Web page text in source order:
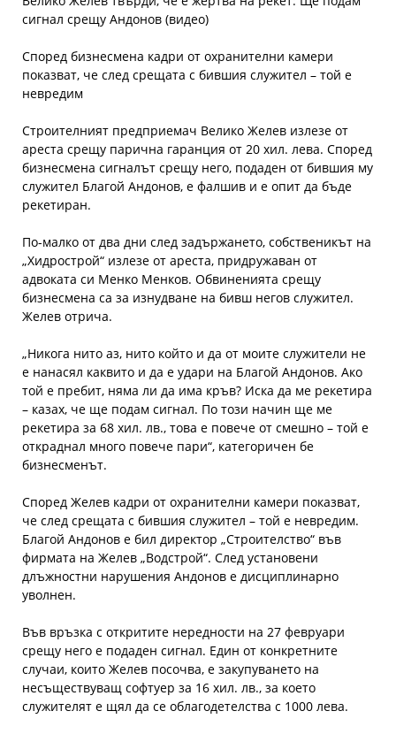
сигнал срещу Андонов (видео)
Според бизнесмена кадри от охранителни камери
показват, че след срещата с бившия служител – той е
невредим
Строителният предприемач Велико Желев излезе от
ареста срещу парична гаранция от 20 хил. лева. Според
бизнесмена сигналът срещу него, подаден от бившия му
служител Благой Андонов, е фалшив и е опит да бъде
рекетиран.
По-малко от два дни след задържането, собственикът на
„Хидрострой“ излезе от ареста, придружаван от
адвоката си Менко Менков. Обвиненията срещу
бизнесмена са за изнудване на бивш негов служител.
Желев отрича.
„Никога нито аз, нито който и да от моите служители не
е нанасял каквито и да е удари на Благой Андонов. Ако
той е пребит, няма ли да има кръв? Иска да ме рекетира
– казах, че ще подам сигнал. По този начин ще ме
рекетира за 68 хил. лв., това е повече от смешно – той е
откраднал много повече пари“, категоричен бе
бизнесменът.
Според Желев кадри от охранителни камери показват,
че след срещата с бившия служител – той е невредим.
Благой Андонов е бил директор „Строителство“ във
фирмата на Желев „Водстрой“. След установени
длъжностни нарушения Андонов е дисциплинарно
уволнен.
Във връзка с откритите нередности на 27 февруари
срещу него е подаден сигнал. Един от конкретните
случаи, които Желев посочва, е закупуването на
несъществуващ софтуер за 16 хил. лв., за което
служителят е щял да се облагодетелства с 1000 лева.